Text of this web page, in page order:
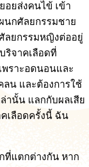
อยส่งคนไข้ เข้า
นกศัลยกรรมชาย
ลยกรรมหญิงต่ออยู่
ริจาคเลือดที่
พราะอดนอนและ
ลน และต้องการใช้
านั้น แลกกับผลเสีย
เลือดครั้งนี้ ฉัน
ที่แตกต่างกัน หาก